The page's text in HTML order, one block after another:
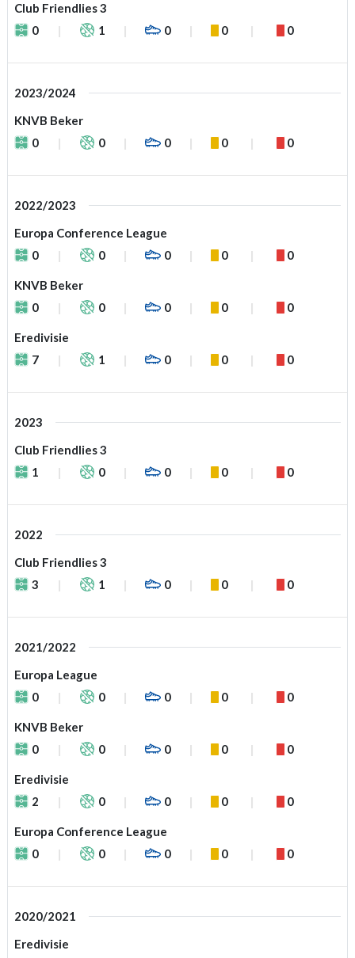
Club Friendlies 3
0
1 0 0 0
2023/2024
KNVB Beker
0
0 0 0 0
2022/2023
Europa Conference League
0
0 0 0 0
KNVB Beker
0
0 0 0 0
Eredivisie
7
1 0 0 0
2023
Club Friendlies 3
1
0 0 0 0
2022
Club Friendlies 3
3
1 0 0 0
2021/2022
Europa League
0
0 0 0 0
KNVB Beker
0
0 0 0 0
Eredivisie
2
0 0 0 0
Europa Conference League
0
0 0 0 0
2020/2021
Eredivisie